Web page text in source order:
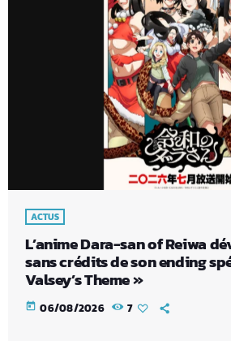
ACTUS
L’anime Dara-san of Reiwa
sans crédits de son ending
Valsey’s Theme »
today 06/08/2026 7